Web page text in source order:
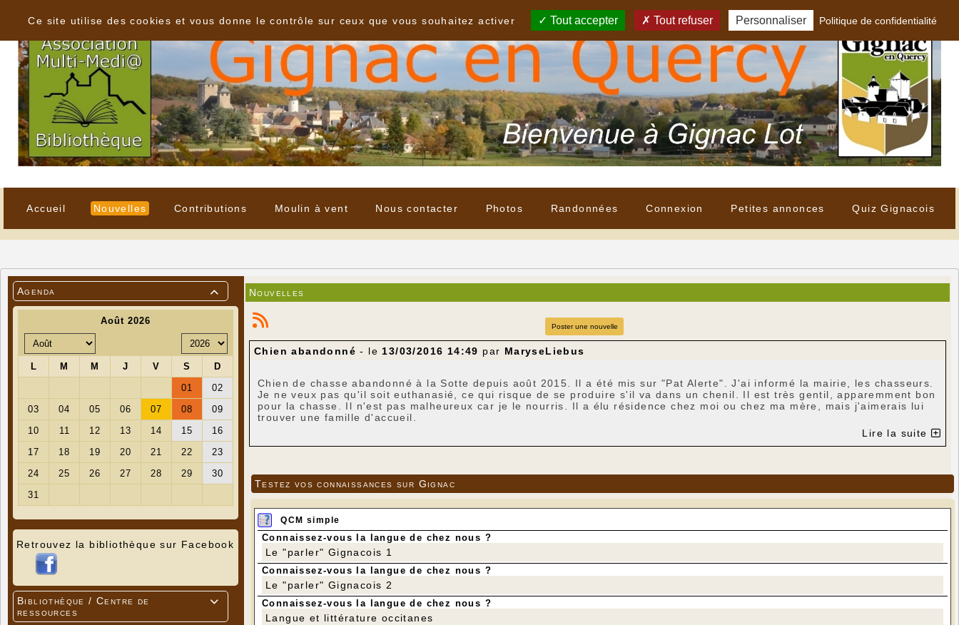
Accueil Nouvelles Contributions Moulin à vent Nous contacter Photos Randonnées Connexion Petites annonces Quiz Gignacois

Agenda
Retrouvez la bibliothèque sur Facebook

Bibliothèque / Centre de
ressources
Nouvelles
Poster une nouvelle
Chien abandonné - le 13/03/2016 14:49 par MaryseLiebus
Chien de chasse abandonné à la Sotte depuis août 2015. Il a été mis sur "Pat Alerte". J'ai informé la mairie, les chasseurs.
Je ne veux pas qu'il soit euthanasié, ce qui risque de se produire s'il va dans un chenil. Il est très gentil, apparemment bon
pour la chasse. Il n'est pas malheureux car je le nourris. Il a élu résidence chez moi ou chez ma mère, mais j'aimerais lui
trouver une famille d'accueil.
Lire la suite
Testez vos connaissances sur Gignac
QCM simple
Connaissez-vous la langue de chez nous ?
Le "parler" Gignacois 1
Connaissez-vous la langue de chez nous ?
Le "parler" Gignacois 2
Connaissez-vous la langue de chez nous ?
Langue et littérature occitanes
Ce site utilise des cookies et vous donne le contrôle sur ceux que vous souhaitez activer
Tout accepter Tout refuser Personnaliser Politique de confidentialité